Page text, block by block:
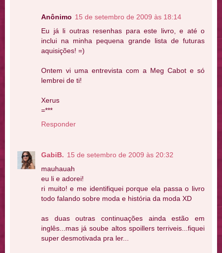
Anônimo 15 de setembro de 2009 às 18:14
Eu já li outras resenhas para este livro, e até o
inclui na minha pequena grande lista de futuras
aquisições! =)
Ontem vi uma entrevista com a Meg Cabot e só
lembrei de ti!
Xerus
=***
Responder
GabiB. 15 de setembro de 2009 às 20:32
mauhauah
eu li e adorei!
ri muito! e me identifiquei porque ela passa o livro
todo falando sobre moda e história da moda XD
as duas outras continuações ainda estão em
inglês...mas já soube altos spoillers terriveis...fiquei
super desmotivada pra ler...